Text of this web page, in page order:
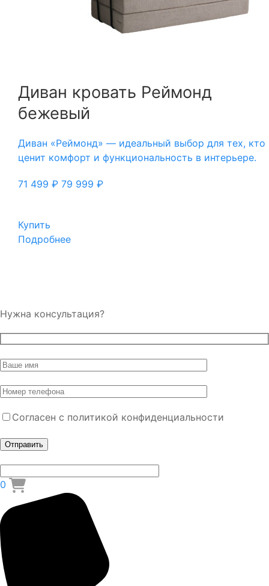
Диван кровать Реймонд
бежевый
Диван «Реймонд» — идеальный выбор для тех, кто
ценит комфорт и функциональность в интерьере.
71 499 ₽ 79 999 ₽
Купить
Подробнее
Нужна консультация?
Согласен с политикой конфиденциальности
0